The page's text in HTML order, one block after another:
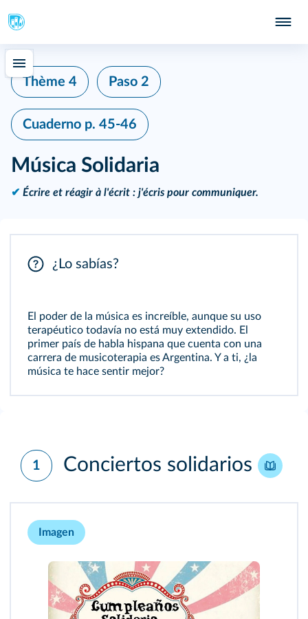
Thème 4 Paso 2
Cuaderno p. 45-46
Música Solidaria
✔ Écrire et réagir à l'écrit : j'écris pour communiquer.
¿Lo sabías?
El poder de la música es increíble, aunque su uso
terapéutico todavía no está muy extendido. El
primer país de habla hispana que cuenta con una
carrera de musicoterapia es Argentina. Y a ti, ¿la
música te hace sentir mejor?
1 Conciertos solidarios
Imagen